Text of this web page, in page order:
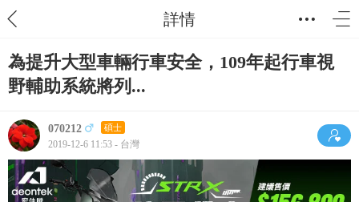
詳情
為提升大型車輛行車安全，109年起行車視
野輔助系統將列...
070212 碩士
2019-12-6 11:53 - 台灣